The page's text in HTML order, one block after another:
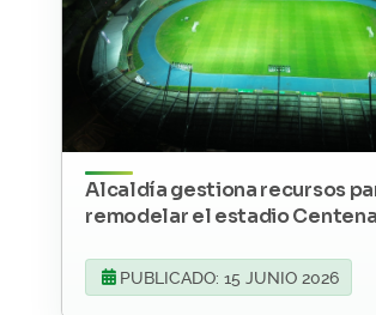
Alcaldía gestiona recursos
remodelar el estadio
PUBLICADO: 15 JUNIO 2026